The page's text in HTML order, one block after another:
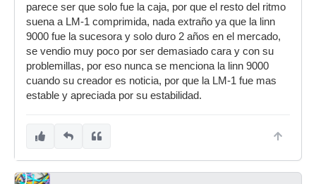
parece ser que solo fue la caja, por que el resto del ritmo
suena a LM-1 comprimida, nada extraño ya que la linn
9000 fue la sucesora y solo duro 2 años en el mercado,
se vendio muy poco por ser demasiado cara y con su
problemillas, por eso nunca se menciona la linn 9000
cuando su creador es noticia, por que la LM-1 fue mas
estable y apreciada por su estabilidad.